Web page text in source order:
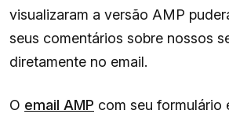
visualizaram a versão AMP
seus comentários sobre nossos
diretamente no email.
O email AMP com seu formulário